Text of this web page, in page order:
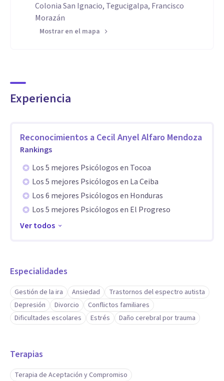
público, Duelo por pérdida de un ser querido, o por
separación.
Evaluación de pacientes con Autismo
Aptitudes
Curso en Tele psicología
Rehabilitación y Terapia Cognitiva
Taller de 1eros Auxilios Psicológicos
Diplomado en Autismo
Certificación en ABA
Colonia San Ignacio, Tegucigalpa, Francisco
Morazán
Mostrar en el mapa
Experiencia
Reconocimientos a Cecil Anyel Alfaro Mendoza
Rankings
Los 5 mejores Psicólogos en Tocoa
Los 5 mejores Psicólogos en La Ceiba
Los 6 mejores Psicólogos en Honduras
Los 5 mejores Psicólogos en El Progreso
Ver todos
Especialidades
Gestión de la ira Ansiedad
Trastornos del espectro autista
Depresión
Divorcio
Conflictos familiares
Dificultades escolares
Estrés Daño cerebral por trauma
Terapias
Terapia de Aceptación y Compromiso